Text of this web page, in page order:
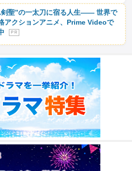
剣聖”の一太刀に宿る人生―― 世界で
アクションアニメ、Prime Videoで
P R